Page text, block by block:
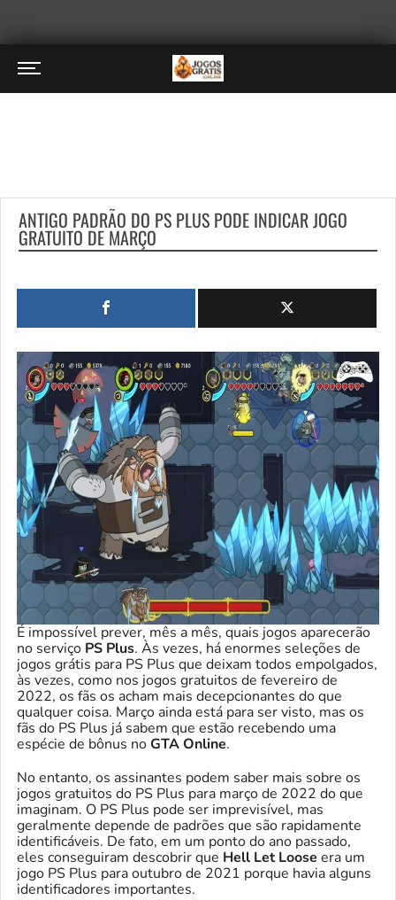
ANTIGO PADRÃO DO PS PLUS PODE INDICAR JOGO
GRATUITO DE MARÇO
É impossível prever, mês a mês, quais jogos aparecerão
no serviço PS Plus. Às vezes, há enormes seleções de
jogos grátis para PS Plus que deixam todos empolgados,
às vezes, como nos jogos gratuitos de fevereiro de
2022, os fãs os acham mais decepcionantes do que
qualquer coisa. Março ainda está para ser visto, mas os
fãs do PS Plus já sabem que estão recebendo uma
espécie de bônus noGTA Online.
No entanto, os assinantes podem saber mais sobre os
jogos gratuitos do PS Plus para março de 2022 do que
imaginam. O PS Plus pode ser imprevisível, mas
geralmente depende de padrões que são rapidamente
identificáveis. De fato, em um ponto do ano passado,
eles conseguiram descobrir que Hell Let Loose era um
jogo PS Plus para outubro de 2021 porque havia alguns
identificadores importantes.